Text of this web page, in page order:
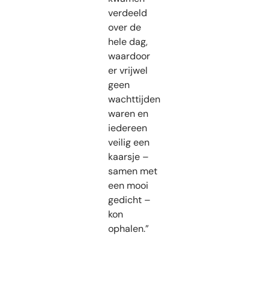
verdeeld
over de
hele dag,
waardoor
er vrijwel
geen
wachttijden
waren en
iedereen
veilig een
kaarsje –
samen met
een mooi
gedicht –
kon
ophalen.”